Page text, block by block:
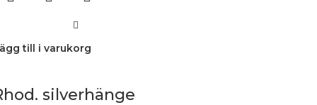
till i varukorg
silverhänge